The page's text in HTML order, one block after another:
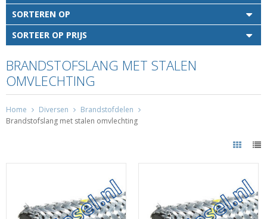
SORTEREN OP
SORTEER OP PRIJS
BRANDSTOFSLANG MET STALEN
OMVLECHTING
Home Diversen
Brandstofdelen
Brandstofslang met stalen omvlechting